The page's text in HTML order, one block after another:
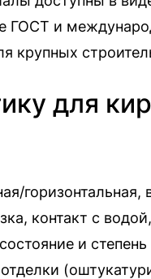
ГОСТ и
крупных
для
горизонтальная,
контакт с
и